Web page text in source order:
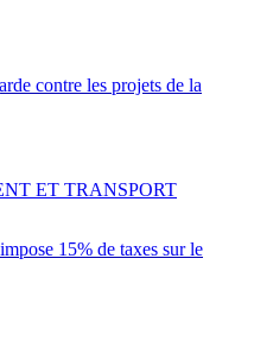
contre les projets de la
15% de taxes sur le
ET TRANSPORT